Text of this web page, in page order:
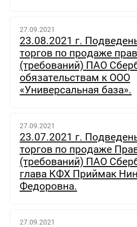
27.09.2021
23.08.2021 г.
торгов по продаже прав
(требований) ПАО
обязательствам к ООО
«Универсальная база».
27.09.2021
23.07.2021 г.
торгов по продаже
(требований) ПАО
глава КФХ Приймак
Федоровна.
27.09.2021